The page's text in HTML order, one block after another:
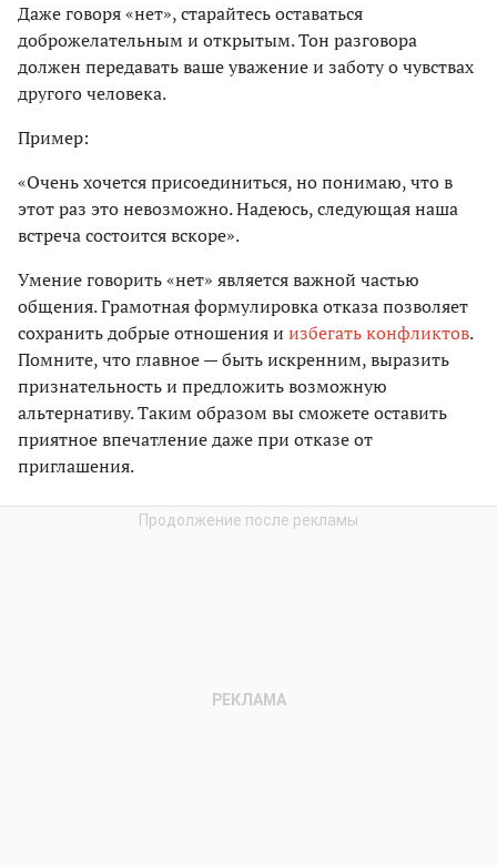
Даже говоря «нет», старайтесь оставаться
доброжелательным и открытым. Тон разговора
должен передавать ваше уважение и заботу о чувствах
другого человека.
Пример:
«Очень хочется присоединиться, но понимаю, что в
этот раз это невозможно. Надеюсь, следующая наша
встреча состоится вскоре».
Умение говорить «нет» является важной частью
общения. Грамотная формулировка отказа позволяет
сохранить добрые отношения и избегать конфликтов.
Помните, что главное — быть искренним, выразить
признательность и предложить возможную
альтернативу. Таким образом вы сможете оставить
приятное впечатление даже при отказе от
приглашения.